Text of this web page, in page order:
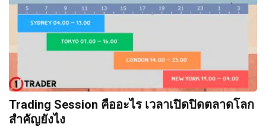
Trading Session คืออะไร เวลาเปิดปิดตลาดโลก
สำคัญยังไง